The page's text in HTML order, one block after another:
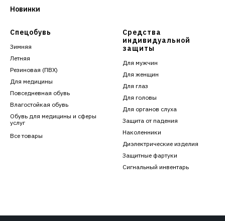
Новинки
Спецобувь
Зимняя
Летняя
Резиновая (ПВХ)
Для медицины
Повседневная обувь
Влагостойкая обувь
Обувь для медицины и сферы
услуг
Все товары
Средства
индивидуальной
защиты
Для мужчин
Для женщин
Для глаз
Для головы
Для органов слуха
Защита от падения
Наколенники
Диэлектрические изделия
Защитные фартуки
Сигнальный инвентарь